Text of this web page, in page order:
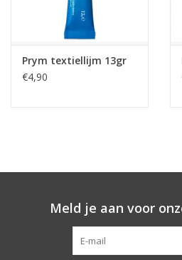
Prym textiellijm 13gr
€4,90
Meld je aan voor